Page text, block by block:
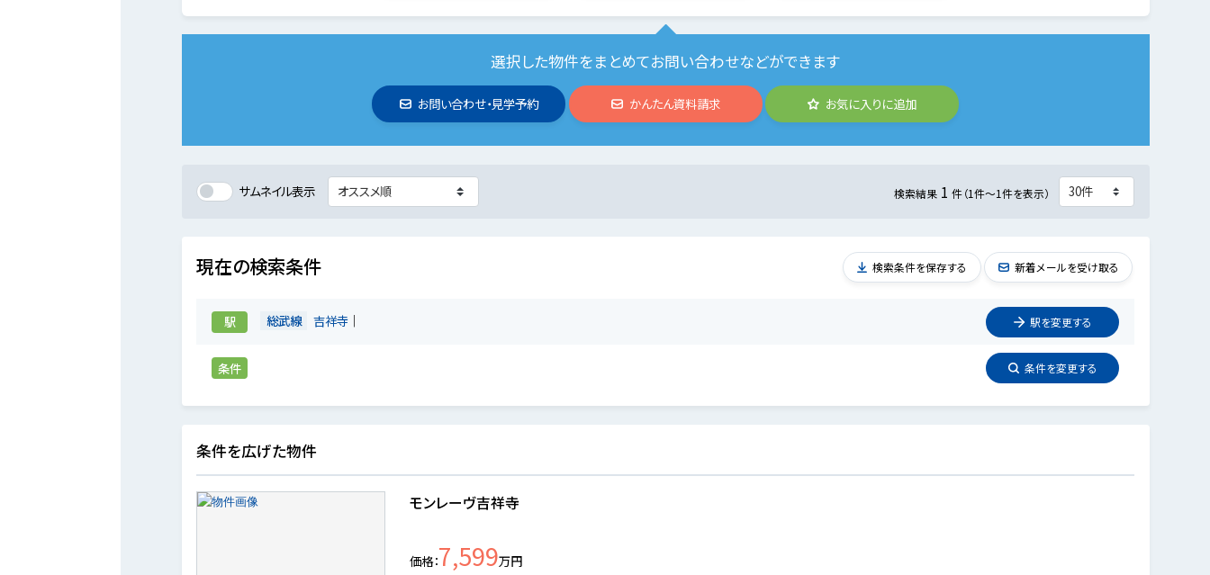
選択した物件をまとめてお問い合わせなどができます
お問い合わせ・見学予約 かんたん資料請求 お気に入りに追加
サムネイル表示 検索結果 1 件（1件～1件を表示）
現在の検索条件
駅 総武線 吉祥寺 駅を変更する
条件 条件を変更する
検索条件を保存する 新着メールを受け取る
条件を広げた物件
モンレーヴ吉祥寺
価格 7,599万円